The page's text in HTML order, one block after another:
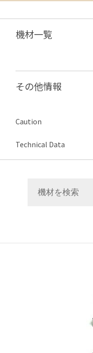
機材⼀覧
その他情報
Caution
Technical Data